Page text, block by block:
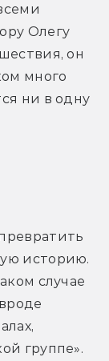
Олегу
он
много
ни в одну
историю.
случае
группе».